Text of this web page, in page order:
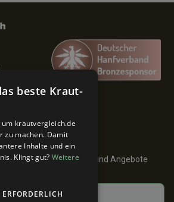
früher über Aktionen und Angebote
beste Kraut-
krautvergleich.de
zu machen. Damit
Inhalte und ein
Klingt gut? Weitere